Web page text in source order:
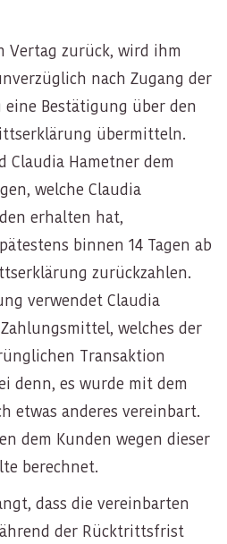
Vertag zurück, wird ihm
nach Zugang der
Bestätigung über den
übermitteln.
Claudia Hametner dem
welche Claudia
erhalten hat,
binnen 14 Tagen ab
zurückzahlen.
verwendet Claudia
welches der
Transaktion
denn, es wurde mit dem
etwas anderes vereinbart.
dem Kunden wegen dieser
berechnet.
dass die vereinbarten
der Rücktrittsfrist